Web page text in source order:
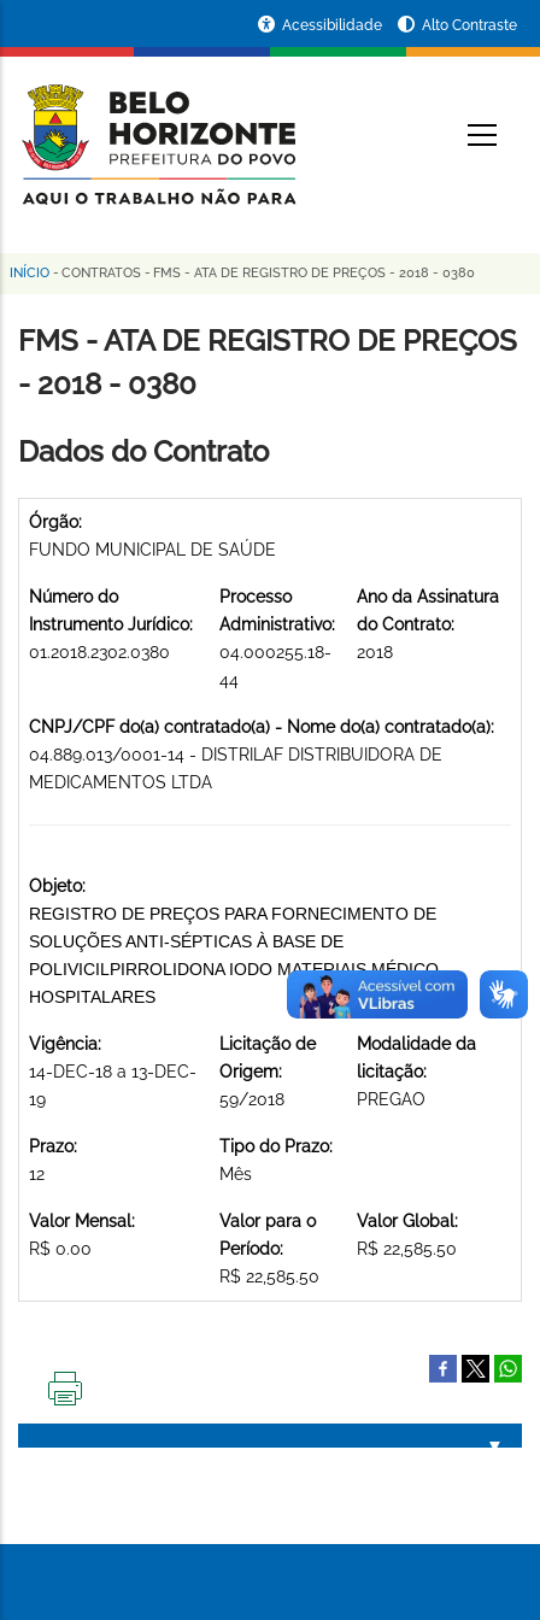
conteúdo
principal
da
Prefeitura
de
Horizonte
Acessibilidade Alto Contraste
Trilha
de
navegação
INÍCIO - CONTRATOS - FMS - ATA DE REGISTRO DE PREÇOS - 2018 - 0380
FMS - ATA DE REGISTRO DE PREÇOS
- 2018 - 0380
Dados do Contrato
Órgão:
FUNDO MUNICIPAL DE SAÚDE
Número do
Instrumento Jurídico:
01.2018.2302.0380
Processo
Administrativo:
04.000255.18-
44
Ano da Assinatura
do Contrato:
2018
CNPJ/CPF do(a) contratado(a) - Nome do(a) contratado(a):
04.889.013/0001-14 - DISTRILAF DISTRIBUIDORA DE
MEDICAMENTOS LTDA
Objeto:
REGISTRO DE PREÇOS PARA FORNECIMENTO DE
SOLUÇÕES ANTI-SÉPTICAS À BASE DE
POLIVICILPIRROLIDONA IODO MATERIAIS MÉDICO-
HOSPITALARES
Vigência:
14-DEC-18 a 13-DEC-
19
Licitação de
Origem:
59/2018
Modalidade da
licitação:
PREGAO
Prazo:
12
Tipo do Prazo:
Mês
Valor Mensal:
R$ 0.00
Valor para o
Período:
R$ 22,585.50
Valor Global:
R$ 22,585.50
PÁGINA